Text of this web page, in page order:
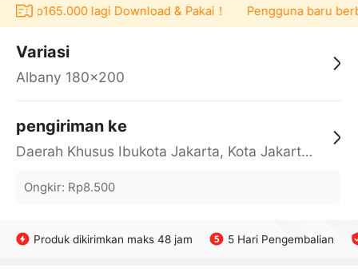
Rp165.000 lagi Download & Pakai！ Pengguna baru
Variasi
Albany 180x200
pengiriman ke
Daerah Khusus Ibukota Jakarta, Kota Jakarta Barat, Cengkareng, yy
Ongkir: Rp8.500
Produk dikirimkan maks 48 jam 5 Hari Pengembalian